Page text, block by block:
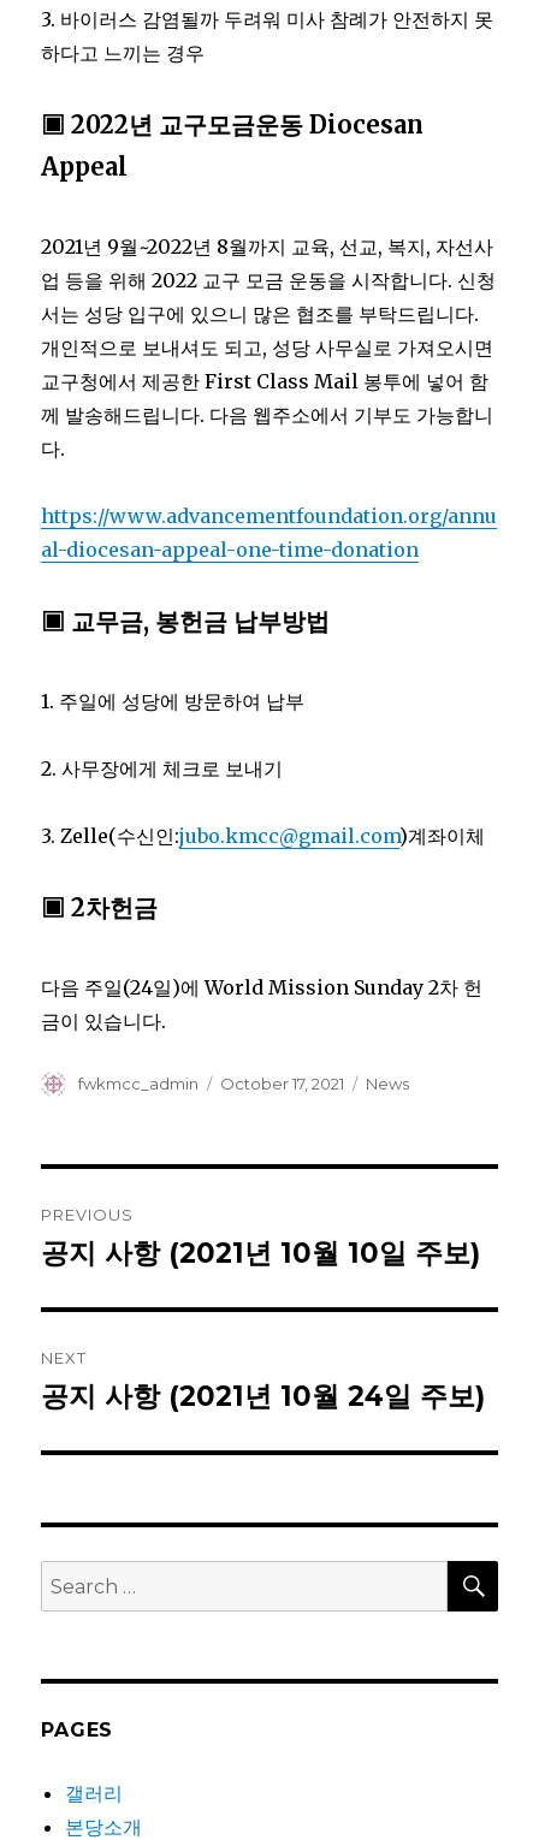
3. 바이러스 감염될까 두려워 미사 참례가 안전하지 못
하다고 느끼는 경우
▣ 2022년 교구모금운동 Diocesan
Appeal
2021년 9월~2022년 8월까지 교육, 선교, 복지, 자선사
업 등을 위해 2022 교구 모금 운동을 시작합니다. 신청
서는 성당 입구에 있으니 많은 협조를 부탁드립니다.
개인적으로 보내셔도 되고, 성당 사무실로 가져오시면
교구청에서 제공한 First Class Mail 봉투에 넣어 함
께 발송해드립니다. 다음 웹주소에서 기부도 가능합니
다.
https://www.advancementfoundation.org/annu
al-diocesan-appeal-one-time-donation
▣ 교무금, 봉헌금 납부방법
1. 주일에 성당에 방문하여 납부
2. 사무장에게 체크로 보내기
3. Zelle(수신인:jubo.kmcc@gmail.com)계좌이체
▣ 2차헌금
다음 주일(24일)에 World Mission Sunday 2차 헌
금이 있습니다.
Author
fwkmcc_admin
Posted
October 17, 2021 Categories
News
navigation
PREVIOUS
Previous
공지 사항 (2021년 10월 10일 주보)
NEXT
Next
공지 사항 (2021년 10월 24일 주보)
Search
for:
PAGES
갤러리
본당소개